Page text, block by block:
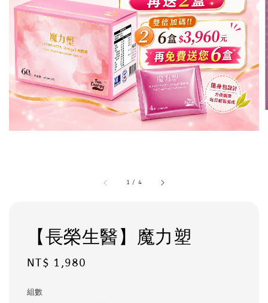
1 / 4
【長榮生醫】魔力塑
Regular
NT$ 1,980
組數